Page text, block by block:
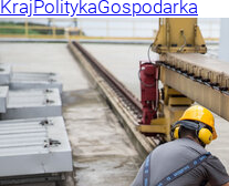
KrajPolitykaGospodarka